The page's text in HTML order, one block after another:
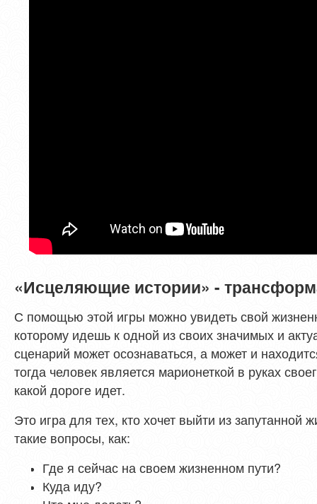
«Исцеляющие истории» -
С помощью этой игры можно увидеть свой
которому идешь к одной из своих значимых и
сценарий может осознаваться, а может и
тогда человек является марионеткой в руках
какой дороге идет.
Это игра для тех, кто хочет выйти из запутанной
такие вопросы, как:
Где я сейчас на своем жизненном пути?
Куда иду?